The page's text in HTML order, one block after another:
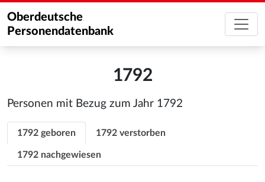
Oberdeutsche
Personendatenbank
1792
Personen mit Bezug zum Jahr 1792
1792 geboren 1792 verstorben
1792 nachgewiesen